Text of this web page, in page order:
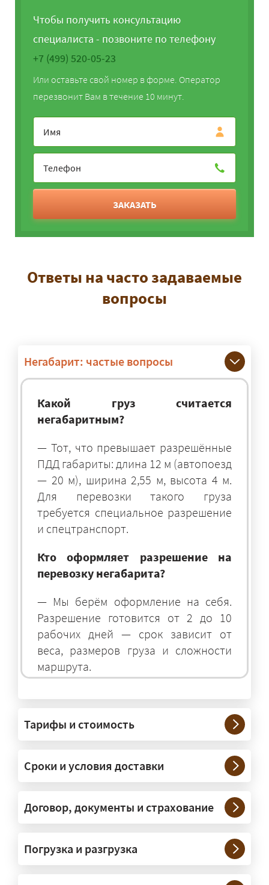
Чтобы получить консультацию
специалиста - позвоните по телефону
+7 (499) 520-05-23
Или оставьте свой номер в форме. Оператор
перезвонит Вам в течение 10 минут.
ЗАКАЗАТЬ
Ответы на часто задаваемые
вопросы
Негабарит: частые вопросы
Какой груз считается
негабаритным?
— Тот, что превышает разрешённые
ПДД габариты: длина 12 м (автопоезд
— 20 м), ширина 2,55 м, высота 4 м.
Для перевозки такого груза
требуется специальное разрешение
и спецтранспорт.
Кто оформляет разрешение на
перевозку негабарита?
— Мы берём оформление на себя.
Разрешение готовится от 2 до 10
рабочих дней — срок зависит от
веса, размеров груза и сложности
маршрута.
— На тралах и низкорамниках —
платформах, рассчитанных на
крупногабаритную технику и
конструкции. Транспорт подбираем
под конкретные размеры и вес груза.
сопровождение?
Тарифы и стоимость
Сроки и условия доставки
Договор, документы и страхование
Погрузка и разгрузка